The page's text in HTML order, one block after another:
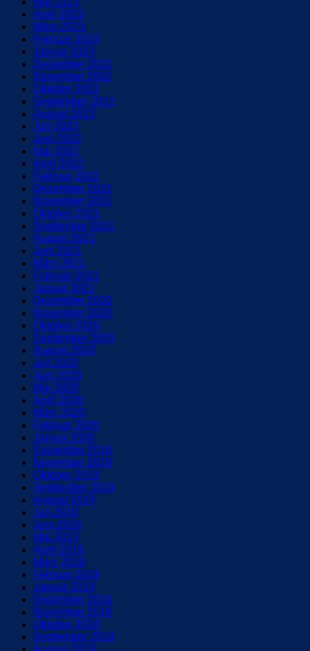
April 2023
März 2023
Februar 2023
Januar 2023
Dezember 2022
November 2022
Oktober 2022
September 2022
August 2022
Juli 2022
Juni 2022
Mai 2022
April 2022
Februar 2022
Dezember 2021
November 2021
Oktober 2021
September 2021
August 2021
Juni 2021
März 2021
Februar 2021
Januar 2021
Dezember 2020
November 2020
Oktober 2020
September 2020
August 2020
Juli 2020
Juni 2020
Mai 2020
April 2020
März 2020
Februar 2020
Januar 2020
Dezember 2019
November 2019
Oktober 2019
September 2019
August 2019
Juli 2019
Juni 2019
Mai 2019
April 2019
März 2019
Februar 2019
Januar 2019
Dezember 2018
November 2018
Oktober 2018
September 2018